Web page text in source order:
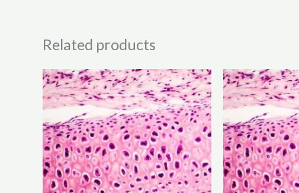
Related products